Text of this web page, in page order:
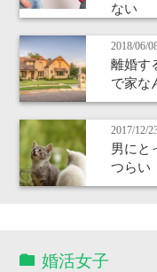
ない
2018/06/
離婚す
で家な
2017/12/
男にと
つらい
婚活女子